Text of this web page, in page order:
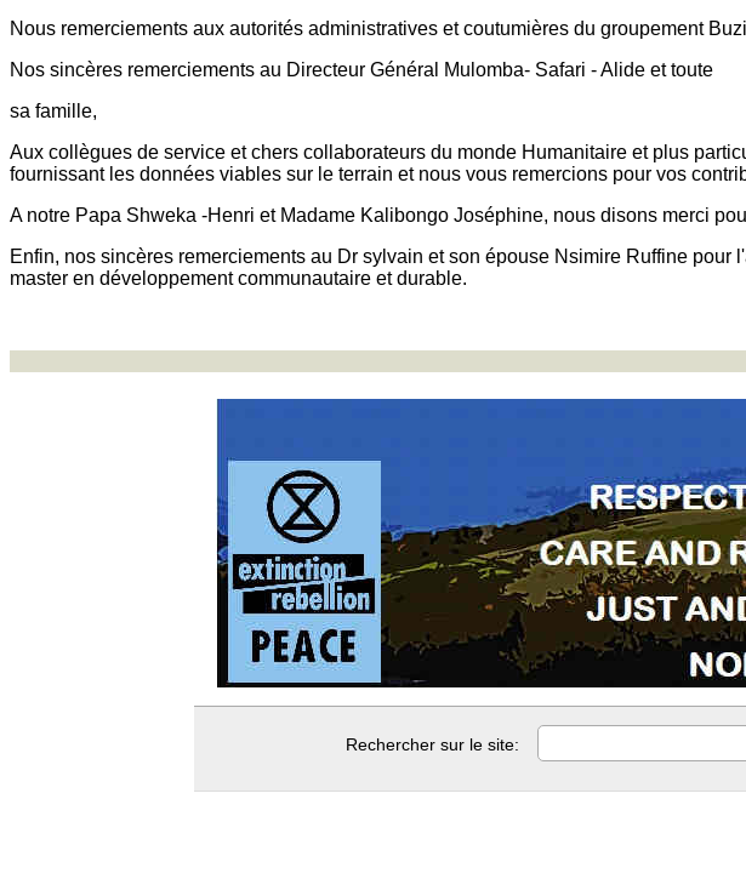
Nous remerciements aux autorités administratives et coutumières du groupement
Nos sincères remerciements au Directeur Général Mulomba- Safari - Alide et toute
sa famille,
Aux collègues de service et chers collaborateurs du monde Humanitaire et plus
fournissant les données viables sur le terrain et nous vous remercions pour vos
A notre Papa Shweka -Henri et Madame Kalibongo Joséphine, nous disons merci
Enfin, nos sincères remerciements au Dr sylvain et son épouse Nsimire Ruffine
master en développement communautaire et durable.
Rechercher sur le site: